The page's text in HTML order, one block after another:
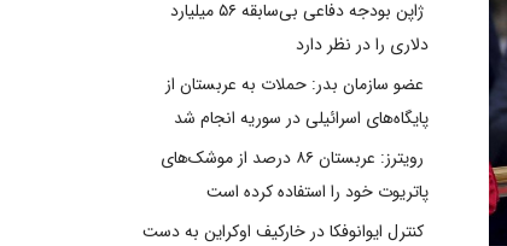
ژاپن بودجه دفاعی بی‌سابقه ۵۶ میلیارد
دلاری را در نظر دارد
عضو سازمان بدر: حملات به عربستان از
پایگاه‌های اسرائیلی در سوریه انجام شد
رویترز: عربستان ۸۶ درصد از موشک‌های
پاتریوت خود را استفاده کرده است
کنترل ایوانوفکا در خارکیف اوکراین به دست